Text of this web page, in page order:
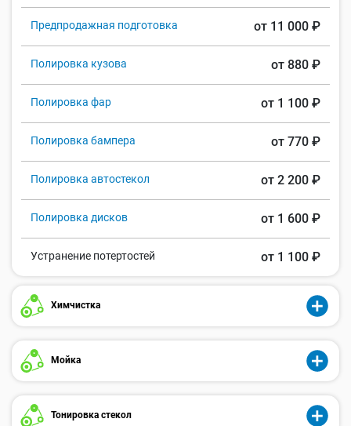
Предпродажная подготовка от 11 000 ₽
Полировка кузова от 880 ₽
Полировка фар от 1 100 ₽
Полировка бампера от 770 ₽
Полировка автостекол от 2 200 ₽
Полировка дисков от 1 600 ₽
Устранение потертостей от 1 100 ₽
Химчистка
Мойка
Тонировка стекол